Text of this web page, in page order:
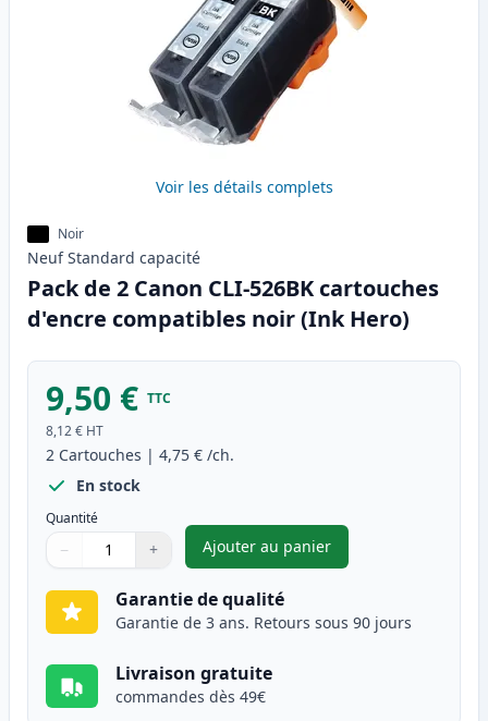
Voir les détails complets
Noir
Neuf Standard capacité
Pack de 2 Canon CLI-526BK cartouches
d'encre compatibles noir (Ink Hero)
9,50 € TTC
8,12 € HT
2 Cartouches | 4,75 € /ch.
En stock
Quantité
Quantité
Utilisez les boutons pour ajuster
− +
Quantité
Ajouter au panier
,Pack de 2 Canon CLI-
Garantie de qualité
Garantie de 3 ans. Retours sous 90 jours
Livraison gratuite
commandes dès 49€